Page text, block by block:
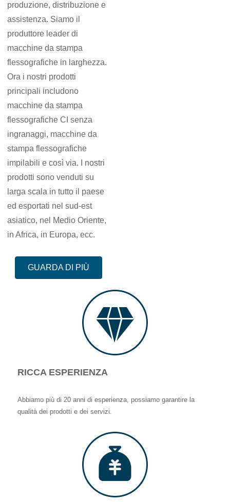
produzione, distribuzione e
assistenza. Siamo il
produttore leader di
macchine da stampa
flessografiche in larghezza.
Ora i nostri prodotti
principali includono
macchine da stampa
flessografiche CI senza
ingranaggi, macchine da
stampa flessografiche
impilabili e così via. I nostri
prodotti sono venduti su
larga scala in tutto il paese
ed esportati nel sud-est
asiatico, nel Medio Oriente,
in Africa, in Europa, ecc.
GUARDA DI PIÙ
RICCA ESPERIENZA
Abbiamo più di 20 anni di esperienza, possiamo garantire la
qualità dei prodotti e dei servizi.